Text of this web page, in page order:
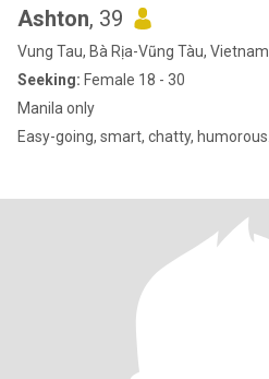
Ashton, 39
Vung Tau, Bà Rịa-Vũng Tàu, Vietnam
Seeking: Female 18 - 30
Manila only
Easy-going, smart, chatty, humorous.